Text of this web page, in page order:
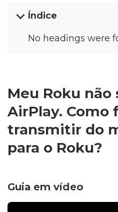
Índice
No headings were
Meu Roku não
AirPlay. Como
transmitir do
para o Roku?
Guia em vídeo